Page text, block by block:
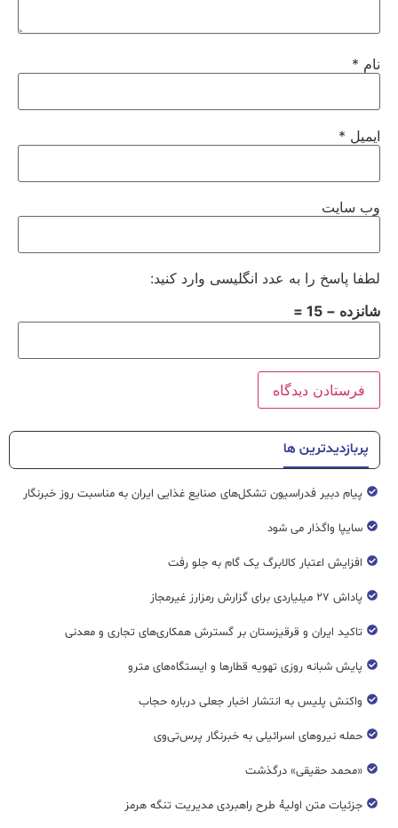
نام *
ایمیل *
وب‌ سایت
لطفا پاسخ را به عدد انگلیسی وارد کنید:
شانزده − 15 =
پربازدیدترین ها
پیام دبیر فدراسیون تشکل‌های صنایع غذایی ایران به مناسبت روز خبرنگار
سایپا واگذار می شود
افزایش اعتبار کالابرگ یک گام به جلو رفت
پاداش ۲۷ میلیاردی برای گزارش رمزارز غیرمجاز
تاکید ایران و قرقیزستان بر گسترش همکاری‌های تجاری و معدنی
پایش شبانه روزی تهویه قطار‌ها و ایستگاه‌های مترو
واکنش پلیس به انتشار اخبار جعلی درباره حجاب
حمله نیروهای اسرائیلی به خبرنگار پرس‌تی‌وی
«محمد حقیقی» درگذشت
جزئیات متن اولیۀ طرح راهبردی مدیریت تنگه هرمز